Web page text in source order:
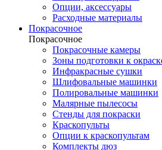
Опции, аксессуары
Расходные материалы
Покрасочное
Покрасочное
Покрасочные камеры
Зоны подготовки к
Инфракрасные сушки
Шлифовальные машинки
Полировальные машинки
Малярные пылесосы
Стенды для покраски
Краскопульты
Опции к краскопультам
Комплекты дюз